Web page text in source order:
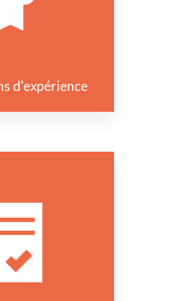
d'expérience